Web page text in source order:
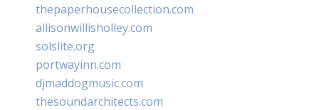
thepaperhousecollection.com
allisonwillisholley.com
solslite.org
portwayinn.com
djmaddogmusic.com
thesoundarchitects.com